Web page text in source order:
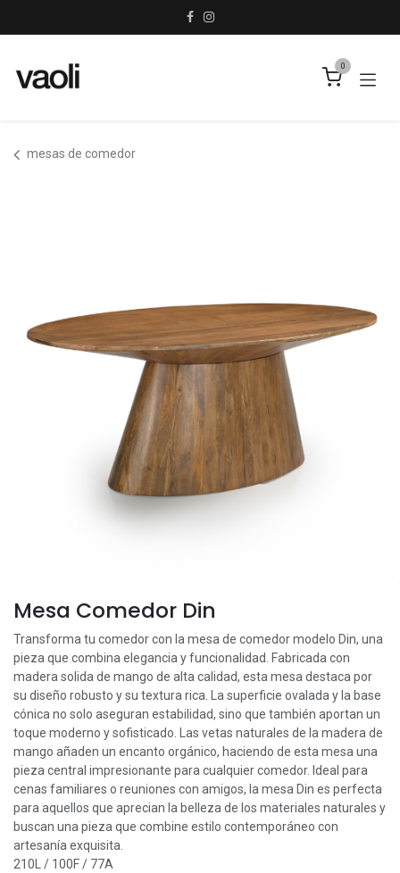
0
mesas de comedor
Mesa Comedor Din
Transforma tu comedor con la mesa de comedor modelo Din, una
pieza que combina elegancia y funcionalidad. Fabricada con
madera solida de mango de alta calidad, esta mesa destaca por
su diseño robusto y su textura rica. La superficie ovalada y la base
cónica no solo aseguran estabilidad, sino que también aportan un
toque moderno y sofisticado. Las vetas naturales de la madera de
mango añaden un encanto orgánico, haciendo de esta mesa una
pieza central impresionante para cualquier comedor. Ideal para
cenas familiares o reuniones con amigos, la mesa Din es perfecta
para aquellos que aprecian la belleza de los materiales naturales y
buscan una pieza que combine estilo contemporáneo con
artesanía exquisita.
210L / 100F / 77A